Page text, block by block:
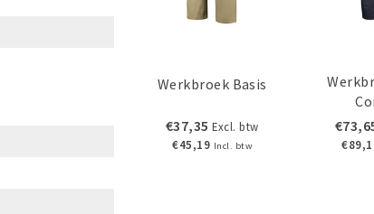
Werkbroek Basis
€37,35 Excl. btw
€45,19 Incl. btw